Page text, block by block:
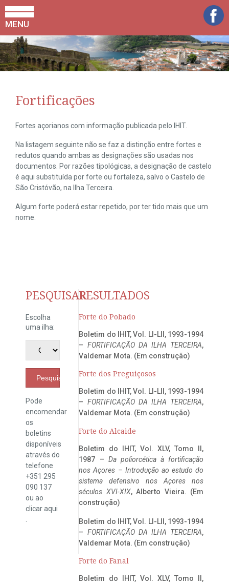
MENU
Fortificações
Fortes açorianos com informação publicada pelo IHIT.
Na listagem seguinte não se faz a distinção entre fortes e
redutos quando ambas as designações são usadas nos
documentos. Por razões tipológicas, a designação de castelo
é aqui substituída por forte ou fortaleza, salvo o Castelo de
São Cristóvão, na Ilha Terceira.
Algum forte poderá estar repetido, por ter tido mais que um
nome.
PESQUISAR
Escolha
uma ilha:
Pesquisar
Pode
encomendar
os
boletins
disponíveis
através do
telefone
+351 295
090 137
ou ao
clicaraqui
RESULTADOS
Forte do Pobado
Boletim do IHIT, Vol. LI-LII, 1993-1994
– FORTIFICAÇÃO DA ILHA TERCEIRA,
Valdemar Mota. (Em construção)
Forte dos Preguiçosos
Boletim do IHIT, Vol. LI-LII, 1993-1994
– FORTIFICAÇÃO DA ILHA TERCEIRA,
Valdemar Mota. (Em construção)
Forte do Alcaide
Boletim do IHIT, Vol. XLV, Tomo II,
1987 – Da poliorcética à fortificação
nos Açores – Introdução ao estudo do
sistema defensivo nos Açores nos
séculos XVI-XIX, Alberto Vieira. (Em
construção)
Boletim do IHIT, Vol. LI-LII, 1993-1994
– FORTIFICAÇÃO DA ILHA TERCEIRA,
Valdemar Mota. (Em construção)
Forte do Fanal
Boletim do IHIT, Vol. XLV, Tomo II,